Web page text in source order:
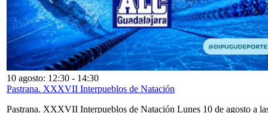
10 agosto: 12:30 - 14:30
Pastrana. XXXVII Interpueblos de Natación
Pastrana. XXXVII Interpueblos de Natación Lunes 10 de agosto a